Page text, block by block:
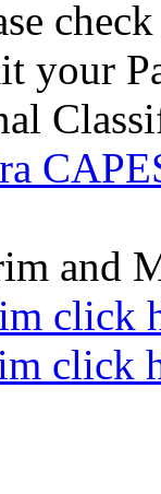
your
and
click
click